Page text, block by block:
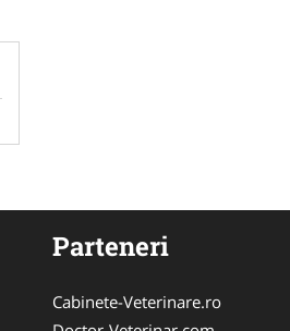
Parteneri
Cabinete-Veterinare.ro